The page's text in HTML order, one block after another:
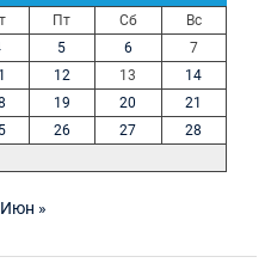
Пт Сб
Вс
5 6
7
12 13
14
19 20
21
26 27
28
Июн »